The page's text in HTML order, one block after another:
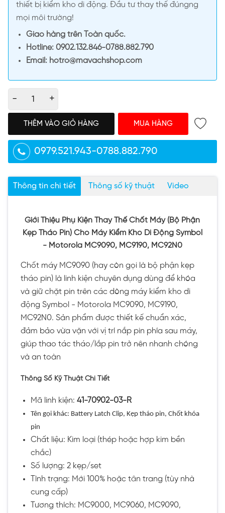
thiết bị kiểm kho di động. Đầu tư thay thế đúngng
mọi môi trường!
Giao hàng trên Toàn quốc.
Hotline: 0902.132.846-0788.882.790
Email: hotro@mavachshop.com
- +
THÊM VÀO GIỎ HÀNG MUA HÀNG
0979.521.943-0788.882.790
Thông tin chi tiết Thông số kỹ thuật Video
Giới Thiệu Phụ Kiện Thay Thế Chốt Máy (Bộ Phận
Kẹp Tháo Pin) Cho Máy Kiểm Kho Di Động Symbol
- Motorola MC9090, MC9190, MC92N0
Chốt máy MC9090 (hay còn gọi là bộ phận kẹp
tháo pin) là linh kiện chuyên dụng dùng để khóa
và giữ chặt pin trên các dòng máy kiểm kho di
động Symbol - Motorola MC9090, MC9190,
MC92N0. Sản phẩm được thiết kế chuẩn xác,
đảm bảo vừa vặn với vị trí nắp pin phía sau máy,
giúp thao tác tháo/lắp pin trở nên nhanh chóng
và an toàn
Thông Số Kỹ Thuật Chi Tiết
Mã linh kiện:41-70902-03-R
Tên gọi khác: Battery Latch Clip, Kẹp tháo pin, Chốt khóa
pin
Chất liệu: Kim loại (thép hoặc hợp kim bền
chắc)
Số lượng: 2 kẹp/set
Tình trạng: Mới 100% hoặc tân trang (tùy nhà
cung cấp)
Tương thích: MC9000, MC9060, MC9090,